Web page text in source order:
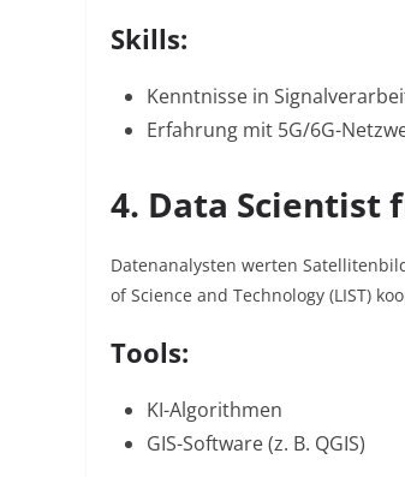
Skills:
Kenntnisse in
Erfahrung mit 5G/6G-
4. Data Scientist
Datenanalysten werten
of Science and Technology (LIST)
Tools:
KI-Algorithmen
GIS-Software (z. B. QGIS)